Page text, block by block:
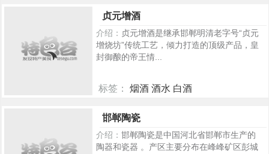
贞元增酒
介绍： 贞元增酒是继承邯郸明清老字号“贞元
增烧坊”传统工艺，倾力打造的顶级产品，皇
封御酿的帝王情...
标签： 烟酒 酒水 白酒
邯郸陶瓷
介绍： 邯郸陶瓷是中国河北省邯郸市生产的
陶器和瓷器 。产区主要分布在峰峰矿区彭城